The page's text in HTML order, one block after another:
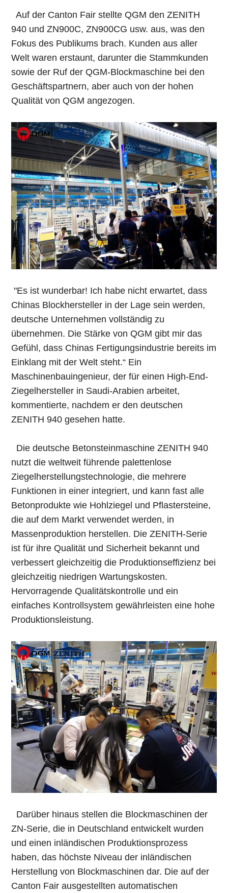
Auf der Canton Fair stellte QGM den ZENITH
940 und ZN900C, ZN900CG usw. aus, was den
Fokus des Publikums brach. Kunden aus aller
Welt waren erstaunt, darunter die Stammkunden
sowie der Ruf der QGM-Blockmaschine bei den
Geschäftspartnern, aber auch von der hohen
Qualität von QGM angezogen.
"Es ist wunderbar! Ich habe nicht erwartet, dass
Chinas Blockhersteller in der Lage sein werden,
deutsche Unternehmen vollständig zu
übernehmen. Die Stärke von QGM gibt mir das
Gefühl, dass Chinas Fertigungsindustrie bereits im
Einklang mit der Welt steht.“ Ein
Maschinenbauingenieur, der für einen High-End-
Ziegelhersteller in Saudi-Arabien arbeitet,
kommentierte, nachdem er den deutschen
ZENITH 940 gesehen hatte.
Die deutsche Betonsteinmaschine ZENITH 940
nutzt die weltweit führende palettenlose
Ziegelherstellungstechnologie, die mehrere
Funktionen in einer integriert, und kann fast alle
Betonprodukte wie Hohlziegel und Pflastersteine,
die auf dem Markt verwendet werden, in
Massenproduktion herstellen. Die ZENITH-Serie
ist für ihre Qualität und Sicherheit bekannt und
verbessert gleichzeitig die Produktionseffizienz bei
gleichzeitig niedrigen Wartungskosten.
Hervorragende Qualitätskontrolle und ein
einfaches Kontrollsystem gewährleisten eine hohe
Produktionsleistung.
Darüber hinaus stellen die Blockmaschinen der
ZN-Serie, die in Deutschland entwickelt wurden
und einen inländischen Produktionsprozess
haben, das höchste Niveau der inländischen
Herstellung von Blockmaschinen dar. Die auf der
Canton Fair ausgestellten automatischen